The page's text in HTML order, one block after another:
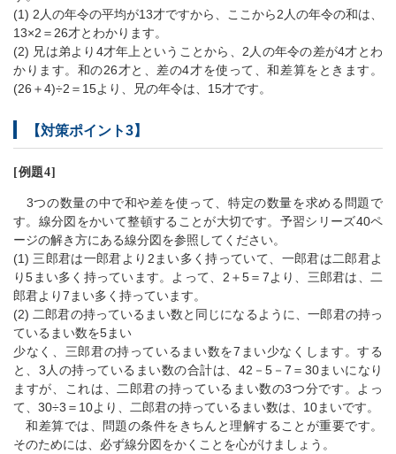
(1) 2人の年令の平均が13才ですから、ここから2人の年令の和は、
13×2＝26才とわかります。
(2) 兄は弟より4才年上ということから、2人の年令の差が4才とわ
かります。和の26才と、差の4才を使って、和差算をときます。
(26＋4)÷2＝15より、兄の年令は、15才です。
【対策ポイント3】
[例題4]
3つの数量の中で和や差を使って、特定の数量を求める問題で
す。線分図をかいて整頓することが大切です。予習シリーズ40ペ
ージの解き方にある線分図を参照してください。
(1) 三郎君は一郎君より2まい多く持っていて、一郎君は二郎君よ
り5まい多く持っています。よって、2＋5＝7より、三郎君は、二
郎君より7まい多く持っています。
(2) 二郎君の持っているまい数と同じになるように、一郎君の持っ
ているまい数を5まい
少なく、三郎君の持っているまい数を7まい少なくします。する
と、3人の持っているまい数の合計は、42－5－7＝30まいになり
ますが、これは、二郎君の持っているまい数の3つ分です。よっ
て、30÷3＝10より、二郎君の持っているまい数は、10まいです。
和差算では、問題の条件をきちんと理解することが重要です。
そのためには、必ず線分図をかくことを心がけましょう。